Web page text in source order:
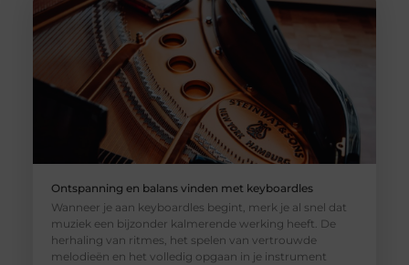
Ontspanning en balans vinden met keyboardles
Wanneer je aan keyboardles begint, merk je al snel dat
muziek een bijzonder kalmerende werking heeft. De
herhaling van ritmes, het spelen van vertrouwde
melodieën en het volledig opgaan in je instrument